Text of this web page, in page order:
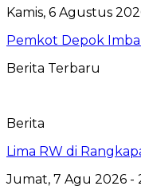
Kamis, 6 Agustus
Pemkot Depok
Berita Terbaru
Berita
Lima RW di
Jumat, 7 Agu 2026 -